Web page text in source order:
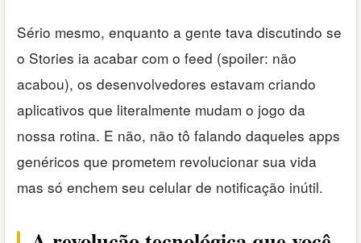
Sério mesmo, enquanto a gente tava discutindo se
o Stories ia acabar com o feed (spoiler: não
acabou), os desenvolvedores estavam criando
aplicativos que literalmente mudam o jogo da
nossa rotina. E não, não tô falando daqueles apps
genéricos que prometem revolucionar sua vida
mas só enchem seu celular de notificação inútil.